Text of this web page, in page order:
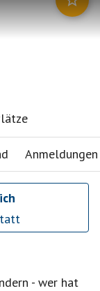
Anmeldungen
- wer hat